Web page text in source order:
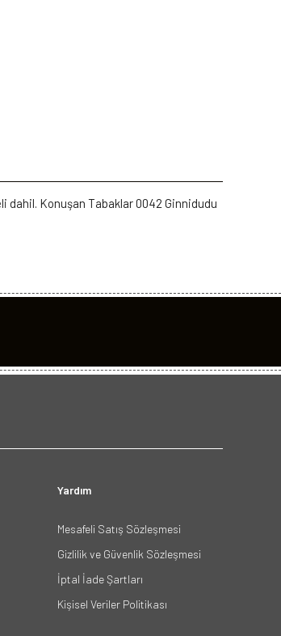
dahil. Konuşan Tabaklar 0042 Ginnidudu
Yardım
Mesafeli Satış Sözleşmesi
Gizlilik ve Güvenlik Sözleşmesi
İptal İade Şartları
Kişisel Veriler Politikası